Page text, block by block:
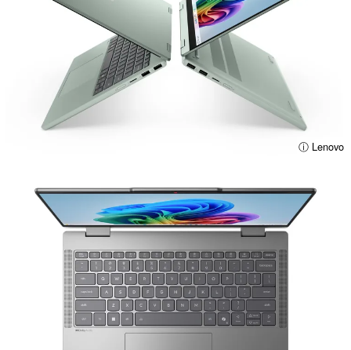
ⓘ Lenovo